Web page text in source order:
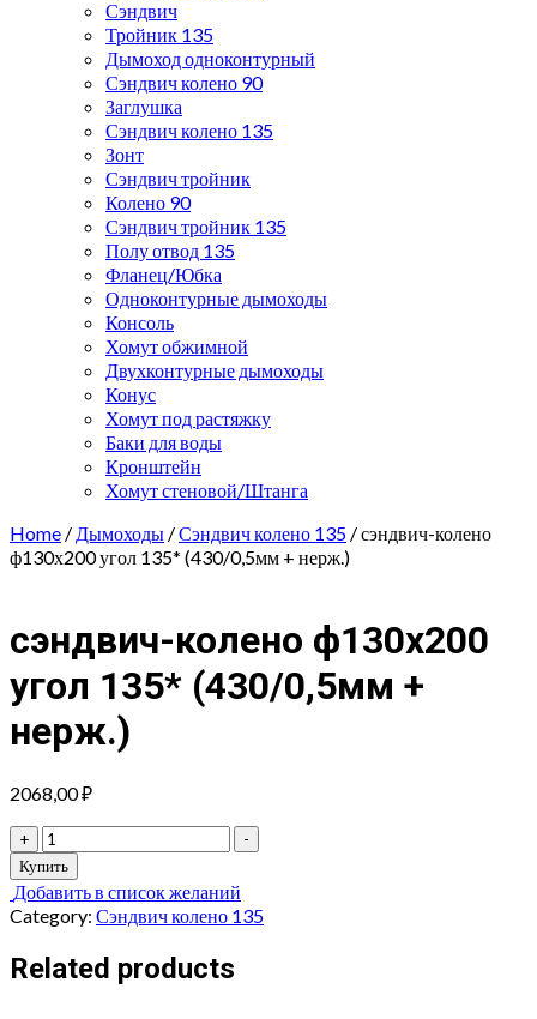
Сэндвич
Тройник 135
Дымоход одноконтурный
Сэндвич колено 90
Заглушка
Сэндвич колено 135
Зонт
Сэндвич тройник
Колено 90
Сэндвич тройник 135
Полу отвод 135
Фланец/Юбка
Одноконтурные дымоходы
Консоль
Хомут обжимной
Двухконтурные дымоходы
Конус
Хомут под растяжку
Баки для воды
Кронштейн
Хомут стеновой/Штанга
Home / Дымоходы /Сэндвич колено 135 / сэндвич-колено
ф130х200 угол 135* (430/0,5мм + нерж.)
сэндвич-колено ф130х200
угол 135* (430/0,5мм +
нерж.)
2068,00₽
+
сэндвич-
колено
ф130х200
угол
135*
(430/0,5мм
+
-
Купить
Добавить в список желаний
Category: Сэндвич колено 135
Related products